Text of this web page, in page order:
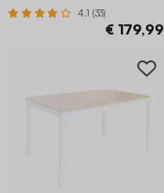
4.1 (33)
€ 179,99